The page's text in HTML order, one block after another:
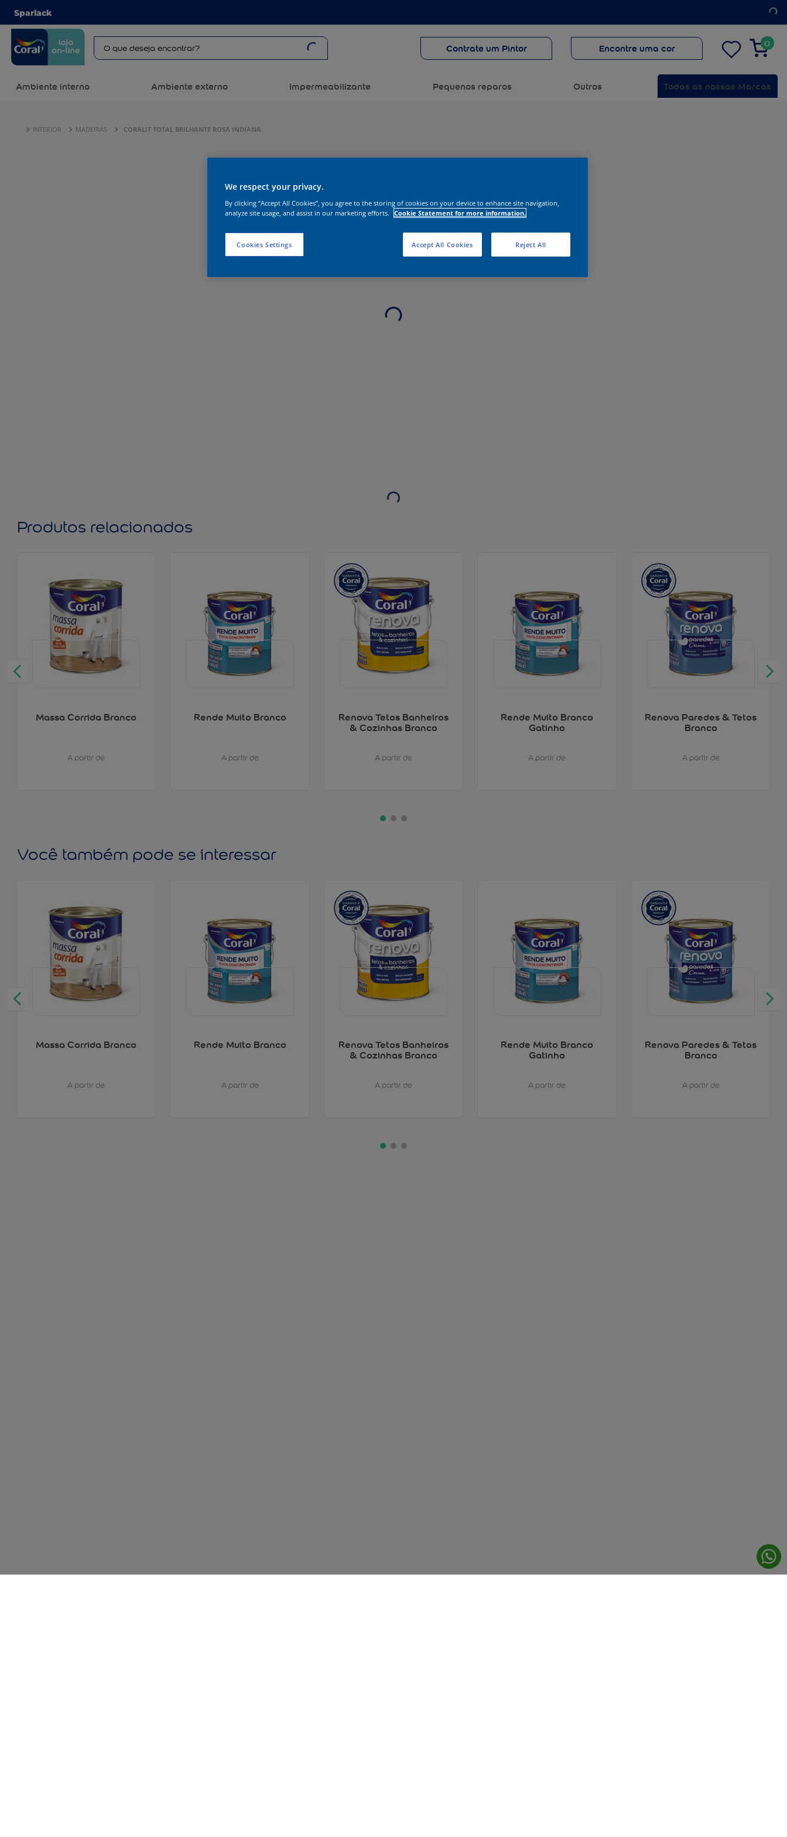
Sparlack
Contrate um Pintor Encontre uma cor 0
Ambiente interno Ambiente externo Impermeabilizante Pequenos reparos Outros Todas as nossas Marcas
INTERIOR MADEIRAS CORALIT TOTAL BRILHANTE ROSA INDIANA
Produtos relacionados
Massa Corrida Branco
A partir de
Rende Muito Branco
A partir de
Renova Tetos Banheiros
& Cozinhas Branco
A partir de
Rende Muito Branco
Gatinho
A partir de
Renova Paredes & Tetos
Branco
A partir de
Você também pode se interessar
Massa Corrida Branco
A partir de
Rende Muito Branco
A partir de
Renova Tetos Banheiros
& Cozinhas Branco
A partir de
Rende Muito Branco
Gatinho
A partir de
Renova Paredes & Tetos
Branco
A partir de
We respect your privacy.
By clicking “Accept All Cookies”, you agree to the storing of cookies on your device to enhance site navigation,
analyze site usage, and assist in our marketing efforts. Cookie Statement for more information.
Cookies Settings Reject All
Accept All Cookies